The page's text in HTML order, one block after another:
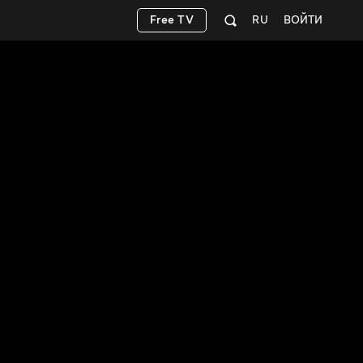
ВОЙТИ
RU
Free TV